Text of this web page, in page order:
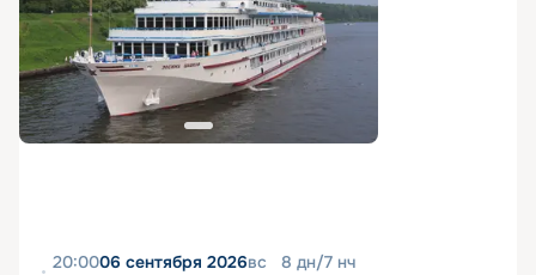
20:0006 сентября 2026вс 8 дн/7 нч